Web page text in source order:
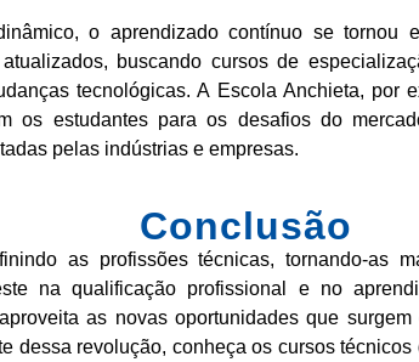
o aprendizado contínuo se tornou
buscando cursos de
tecnológicas. A Escola Anchieta, por
os estudantes para os desafios do
pelas indústrias e empresas.
Conclusão
as profissões técnicas, tornando-as
na qualificação profissional e no
as novas oportunidades que
dessa revolução, conheça os cursos